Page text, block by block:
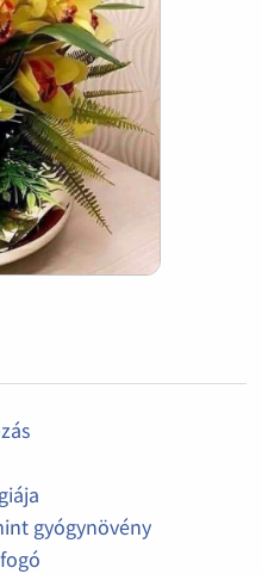
gyógynövény